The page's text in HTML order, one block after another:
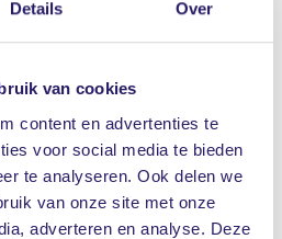
Details Over
van cookies
content en advertenties te
voor social media te bieden
te analyseren. Ook delen we
van onze site met onze
adverteren en analyse. Deze
mogelijkheden?
vooral naar jouw plannen,
Je krijgt in klare taal uitgelegd